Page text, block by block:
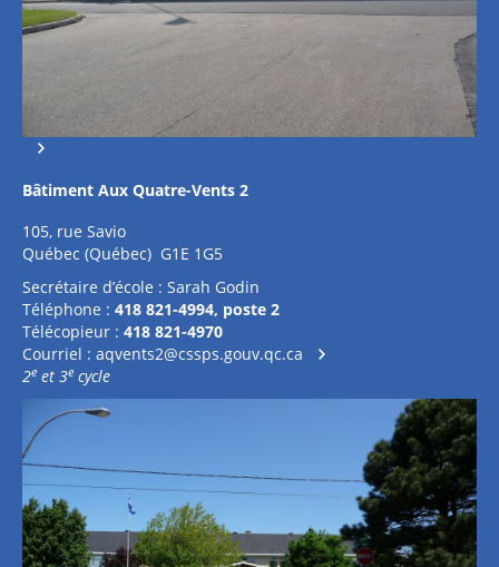
Bâtiment Aux Quatre-Vents 2
105, rue Savio
Québec (Québec) G1E 1G5
Secrétaire d’école : Sarah Godin
Téléphone : 418 821-4994, poste 2
Télécopieur : 418 821-4970
Courriel : aqvents2@cssps.gouv.qc.ca
2e et 3e cycle